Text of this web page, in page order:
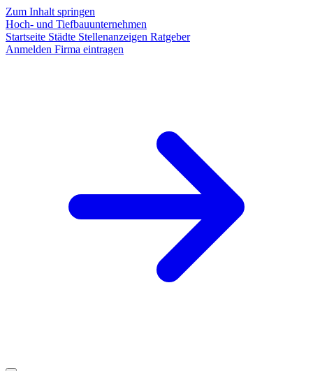
Zum Inhalt springen
Hoch- und Tiefbauunternehmen
Startseite Städte Stellenanzeigen Ratgeber
Anmelden Firma eintragen